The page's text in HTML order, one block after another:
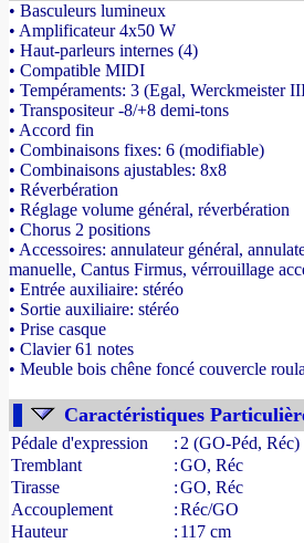
• Basculeurs lumineux
• Amplificateur 4x50 W
• Haut-parleurs internes (4)
• Compatible MIDI
• Tempéraments: 3 (Egal, Werckmeister
• Transpositeur -8/+8 demi-tons
• Accord fin
• Combinaisons fixes: 6 (modifiable)
• Combinaisons ajustables: 8x8
• Réverbération
• Réglage volume général, réverbération
• Chorus 2 positions
• Accessoires: annulateur général,
manuelle, Cantus Firmus, vérrouillage
• Entrée auxiliaire: stéréo
• Sortie auxiliaire: stéréo
• Prise casque
• Clavier 61 notes
• Meuble bois chêne foncé couvercle
Caractéristiques
Pédale d'expression : 2 (GO-Péd, Réc)
Tremblant
:GO, Réc
Tirasse
:GO, Réc
Accouplement
:Réc/GO
Hauteur
: 117 cm